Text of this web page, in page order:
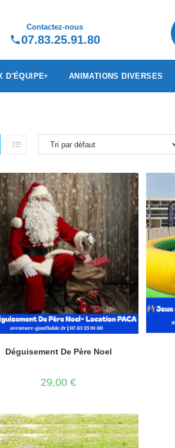
Contactez-nous
07.83.25.91.80
D'ÉQUIPE ANIMATIONS DIVERSES
Déguisement De Père Noel
29,00€